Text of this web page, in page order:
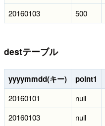
20160103
500
destテーブル
yyyymmdd(キー) point1
20160101 null
20160103
null